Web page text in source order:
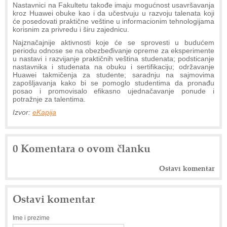
Nastavnici na Fakultetu takođe imaju mogućnost usavršavanja
kroz Huawei obuke kao i da učestvuju u razvoju talenata koji
će posedovati praktične veštine u informacionim tehnologijama
korisnim za privredu i širu zajednicu.
Najznačajnije aktivnosti koje će se sprovesti u budućem
periodu odnose se na obezbeđivanje opreme za eksperimente
u nastavi i razvijanje praktičnih veština studenata; podsticanje
nastavnika i studenata na obuku i sertifikaciju; održavanje
Huawei takmičenja za studente; saradnju na sajmovima
zapošljavanja kako bi se pomoglo studentima da pronađu
posao i promovisalo efikasno ujednačavanje ponude i
potražnje za talentima.
Izvor: eKapija
0 Komentara o ovom članku
Ostavi komentar
Ostavi komentar
Ime i prezime